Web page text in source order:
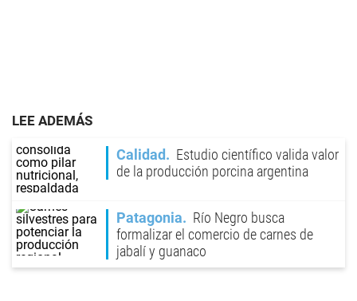
LEE ADEMÁS
Calidad
Estudio científico valida valor
de la producción porcina argentina
Patagonia
Río Negro busca
formalizar el comercio de carnes de
jabalí y guanaco